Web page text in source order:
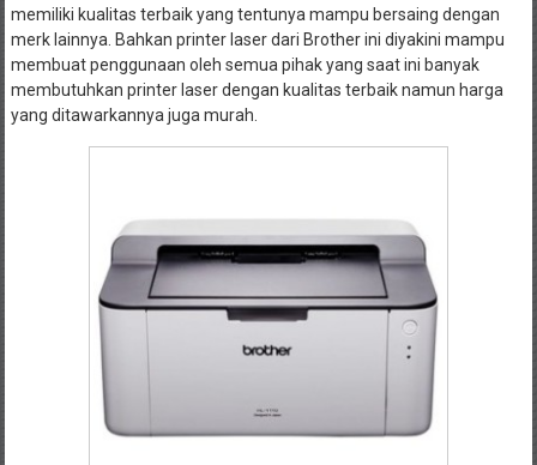
memiliki kualitas terbaik yang tentunya mampu bersaing dengan
merk lainnya. Bahkan printer laser dari Brother ini diyakini mampu
membuat penggunaan oleh semua pihak yang saat ini banyak
membutuhkan printer laser dengan kualitas terbaik namun harga
yang ditawarkannya juga murah.